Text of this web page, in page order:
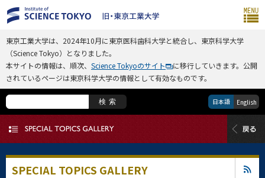
東京工業大学は、2024年10月に東京医科歯科大学と統合し、東京科学大学
（Science Tokyo）となりました。
本サイトの情報は、順次、 Science Tokyoのサイト
に移行していきます。公開
されているページは東京科学大学の情報として有効なものです。
検索 日本語 English
SPECIAL TOPICS GALLERY